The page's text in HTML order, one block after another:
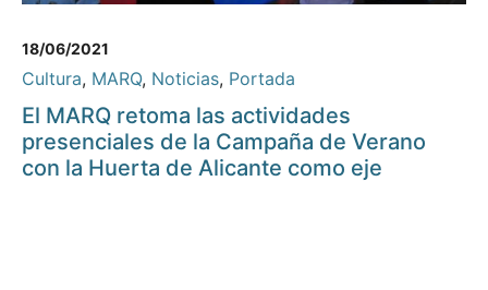
18/06/2021
Cultura, MARQ, Noticias, Portada
El MARQ retoma las actividades
presenciales de la Campaña de Verano
con la Huerta de Alicante como eje